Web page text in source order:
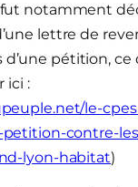
notamment
lettre de
pétition, ce
ici :
le-
contre-
lyon-habitat)